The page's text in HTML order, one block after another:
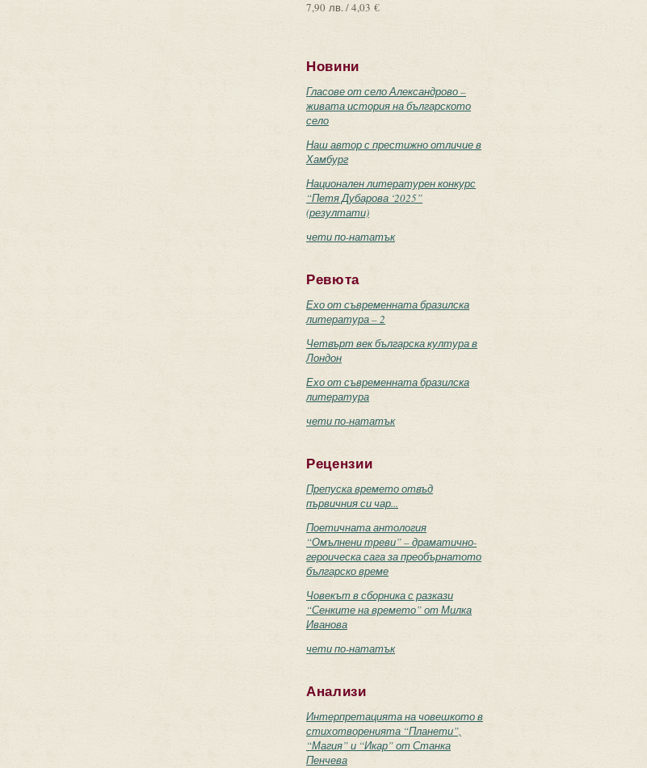
7,90 лв. / 4,03 €
Новини
Гласове от село Александрово –
живата история на българското
село
Наш автор с престижно отличие в
Хамбург
Национален литературен конкурс
“Петя Дубарова ‘2025”
(резултати)
чети по-нататък
Ревюта
Ехо от съвременната бразилска
литература – 2
Четвърт век българска култура в
Лондон
Ехо от съвременната бразилска
литература
чети по-нататък
Рецензии
Препуска времето отвъд
първичния си чар...
Поетичната антология
“Омълнени треви” – драматично-
героическа сага за преобърнатото
българско време
Човекът в сборника с разкази
“Сенките на времето” от Милка
Иванова
чети по-нататък
Анализи
Интерпретацията на човешкото в
стихотворенията “Планети”,
“Магия” и “Икар” от Станка
Пенчева